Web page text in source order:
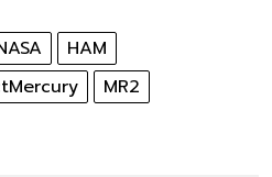
HAM
MR2